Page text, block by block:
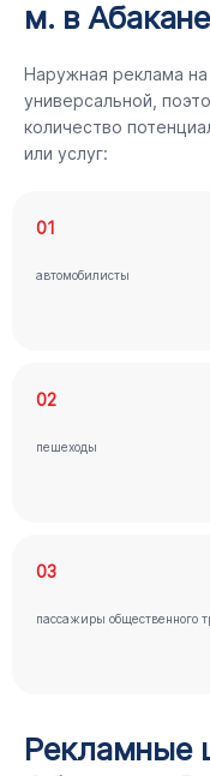
м. в
Наружная реклама
универсальной,
количество
или услуг:
01
автомобилисты
02
пешеходы
03
пассажиры общественного
Рекламные